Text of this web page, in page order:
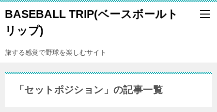
BASEBALL TRIP(ベースボールト
リップ)
旅する感覚で野球を楽しむサイト
「セットポジション」の記事一覧